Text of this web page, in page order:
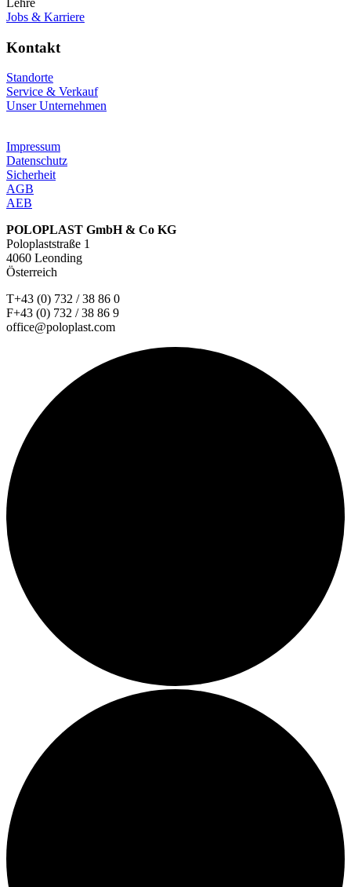
Lehre
Jobs & Karriere
Kontakt
Standorte
Service & Verkauf
Unser Unternehmen
Impressum
Datenschutz
Sicherheit
AGB
AEB
POLOPLAST GmbH & Co KG
Poloplaststraße 1
4060 Leonding
Österreich
T+43 (0) 732 / 38 86 0
F+43 (0) 732 / 38 86 9
office@poloplast.com